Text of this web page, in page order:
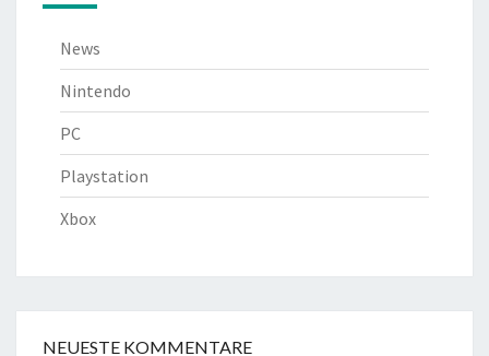
News
Nintendo
PC
Playstation
Xbox
NEUESTE KOMMENTARE